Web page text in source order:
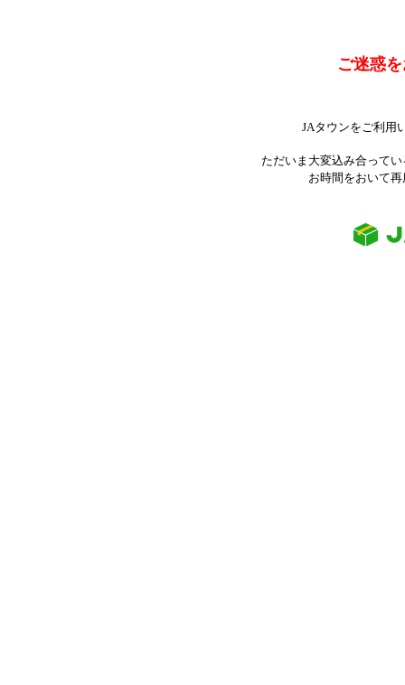
ご迷惑
JAタウンをご利用
ただいま大変込み合って
お時間をおいて